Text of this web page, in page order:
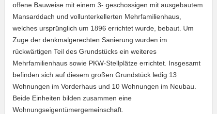
offene Bauweise mit einem 3- geschossigen mit ausgebautem
Mansarddach und vollunterkellerten Mehrfamilienhaus,
welches ursprünglich um 1896 errichtet wurde, bebaut. Um
Zuge der denkmalgerechten Sanierung wurden im
rückwärtigen Teil des Grundstücks ein weiteres
Mehrfamilienhaus sowie PKW-Stellplätze errichtet. Insgesamt
befinden sich auf diesem großen Grundstück ledig 13
Wohnungen im Vorderhaus und 10 Wohnungen im Neubau.
Beide Einheiten bilden zusammen eine
Wohnungseigentümergemeinschaft.